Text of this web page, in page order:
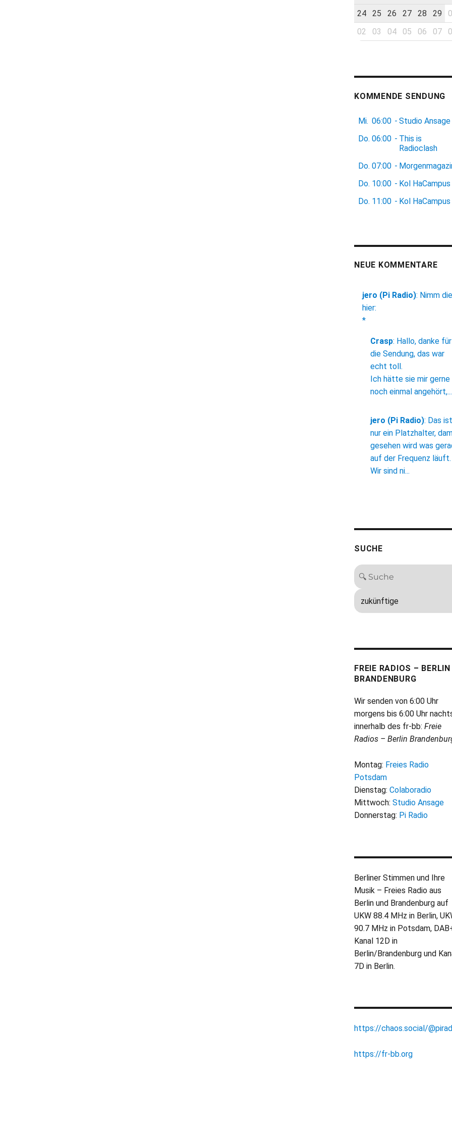
24
25 26 27 28 29
02
03 04 05 06 07
KOMMENDE SENDUNG
Mi. 06:00 - Studio Ansage
Do. 06:00 - This is
Radioclash
Do. 07:00 -
Do. 10:00 - Kol HaCampus
Do. 11:00 - Kol HaCampus
NEUE KOMMENTARE
jero (Pi Radio): Nimm die
hier:
*
Crasp: Hallo, danke für
die Sendung, das war
echt toll.
Ich hätte sie mir gerne
noch einmal angehört,...
jero (Pi Radio): Das ist
nur ein Platzhalter,
gesehen wird was
auf der Frequenz läuft.
Wir sind ni...
SUCHE
FREIE RADIOS – BERLIN
BRANDENBURG
Wir senden von 6:00 Uhr
morgens bis 6:00 Uhr
innerhalb des fr-bb: Freie
Radios – Berlin
Montag: Freies Radio
Potsdam
Dienstag: Colaboradio
Mittwoch: Studio Ansage
Donnerstag: Pi Radio
Berliner Stimmen und Ihre
Musik – Freies Radio aus
Berlin und Brandenburg auf
UKW 88.4 MHz in Berlin,
90.7 MHz in Potsdam,
Kanal 12D in
Berlin/Brandenburg und
7D in Berlin.
https://chaos.social/
https://fr-bb.org